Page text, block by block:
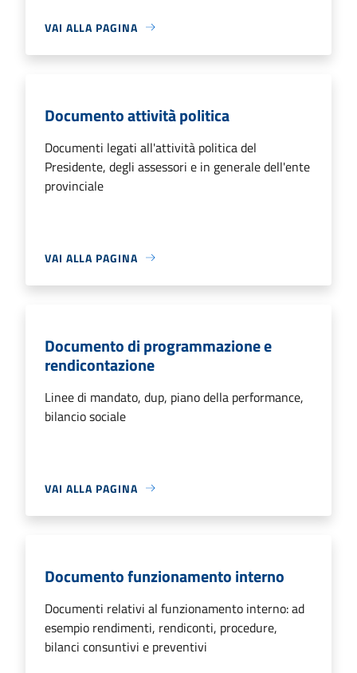
VAI ALLA PAGINA
Documento attività politica
Documenti legati all'attività politica del
Presidente, degli assessori e in generale dell'ente
provinciale
VAI ALLA PAGINA
Documento di programmazione e
rendicontazione
Linee di mandato, dup, piano della performance,
bilancio sociale
VAI ALLA PAGINA
Documento funzionamento interno
Documenti relativi al funzionamento interno: ad
esempio rendimenti, rendiconti, procedure,
bilanci consuntivi e preventivi